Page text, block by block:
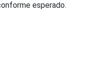
esperado.